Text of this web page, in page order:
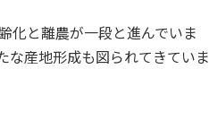
化と離農が一段と進んでいま
な産地形成も図られてきていま